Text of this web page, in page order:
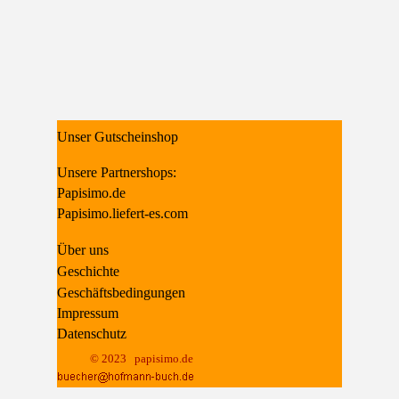
© 2023   papisimo.de
Über uns
Geschichte
Geschäftsbedingungen
Impressum
Datenschutz
Unsere Partnershops:
Papisimo.de
Papisimo.liefert-es.com
Unser Gutscheinshop